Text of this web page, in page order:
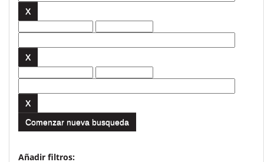
Comenzar nueva busqueda
Añadir filtros: